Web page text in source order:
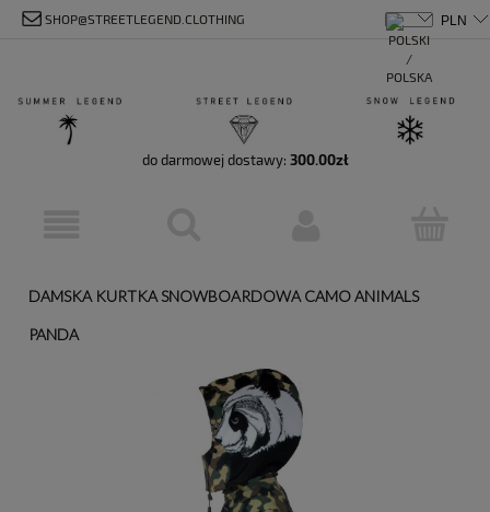
SHOP@STREETLEGEND.CLOTHING
do darmowej dostawy: 300.00zł
DAMSKA KURTKA SNOWBOARDOWA CAMO ANIMALS
PANDA